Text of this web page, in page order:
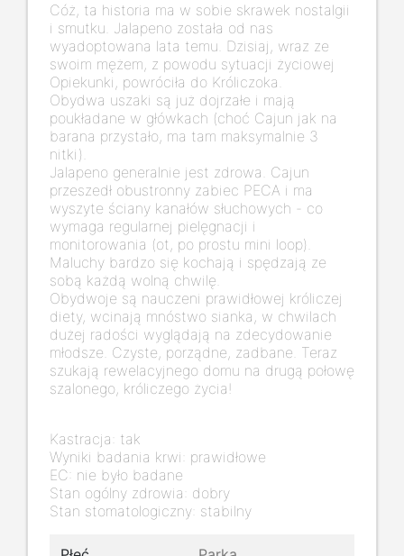
Cóż, ta historia ma w sobie skrawek nostalgii
i smutku. Jalapeno została od nas
wyadoptowana lata temu. Dzisiaj, wraz ze
swoim mężem, z powodu sytuacji życiowej
Opiekunki, powróciła do Króliczoka.
Obydwa uszaki są już dojrzałe i mają
poukładane w główkach (choć Cajun jak na
barana przystało, ma tam maksymalnie 3
nitki).
Jalapeno generalnie jest zdrowa. Cajun
przeszedł obustronny zabiec PECA i ma
wyszyte ściany kanałów słuchowych - co
wymaga regularnej pielęgnacji i
monitorowania (ot, po prostu mini loop).
Maluchy bardzo się kochają i spędzają ze
sobą każdą wolną chwilę.
Obydwoje są nauczeni prawidłowej króliczej
diety, wcinają mnóstwo sianka, w chwilach
dużej radości wyglądają na zdecydowanie
młodsze. Czyste, porządne, zadbane. Teraz
szukają rewelacyjnego domu na drugą połowę
szalonego, króliczego życia!
Kastracja: tak
Wyniki badania krwi: prawidłowe
EC: nie było badane
Stan ogólny zdrowia: dobry
Stan stomatologiczny: stabilny